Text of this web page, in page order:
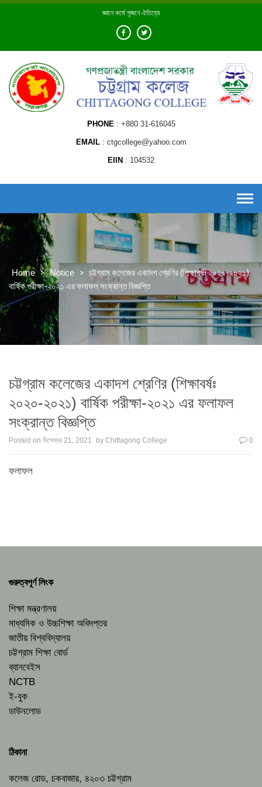
Skip
জ্ঞানে কর্মে সৃজনে ঐতিহ্যে
PHONE +880 31-616045
EMAIL ctgcollege@yahoo.com
EIIN 104532
Home > Notice > চট্টগ্রাম কলেজের একাদশ শ্রেণির (শিক্ষাবর্ষঃ ২০২০-২০২১)
বার্ষিক পরীক্ষা-২০২১ এর ফলাফল সংক্রান্ত বিজ্ঞপ্তি
চট্টগ্রাম কলেজের একাদশ শ্রেণির (শিক্ষাবর্ষঃ
২০২০-২০২১) বার্ষিক পরীক্ষা-২০২১ এর ফলাফল
সংক্রান্ত বিজ্ঞপ্তি
Posted on ডিসেম্বর 21, 2021 by Chittagong College 0
ফলাফল
গুরুত্বপূর্ণ লিংক
শিক্ষা মন্ত্রণালয়
মাধ্যমিক ও উচ্চশিক্ষা অধিদপ্তর
জাতীয় বিশ্ববিদ্যালয়
চট্টগ্রাম শিক্ষা বোর্ড
ব্যানবেইস
NCTB
ই-বুক
ডাউনলোড
ঠিকানা
কলেজ রোড, চকবাজার, ৪২০৩ চট্টগ্রাম